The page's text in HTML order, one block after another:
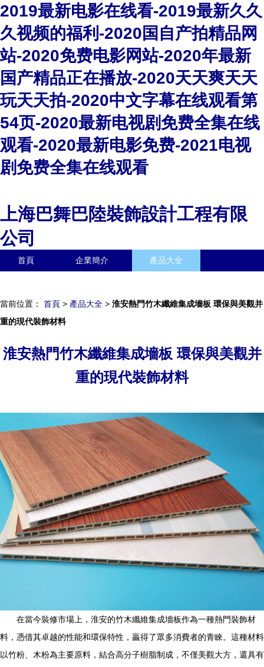
2019最新电影在线看-2019最新久久
久视频的福利-2020国自产拍精品网
站-2020免费电影网站-2020年最新
国产精品正在播放-2020天天爽天天
玩天天拍-2020中文字幕在线观看第
54页-2020最新电视剧免费全集在线
观看-2020最新电影免费-2021电视
剧免费全集在线观看
上海巴舞巴陸裝飾設計工程有限
公司
首頁 企業簡介 產品大全
當前位置： 首頁 > 產品大全 > 淮安熱門竹木纖維集成墻板 環保與美觀并
重的現代裝飾材料
淮安熱門竹木纖維集成墻板 環保與美觀并
重的現代裝飾材料
在當今裝修市場上，淮安的竹木纖維集成墻板作為一種熱門裝飾材
料，憑借其卓越的性能和環保特性，贏得了眾多消費者的青睞。這種材料
以竹粉、木粉為主要原料，結合高分子樹脂制成，不僅美觀大方，還具有